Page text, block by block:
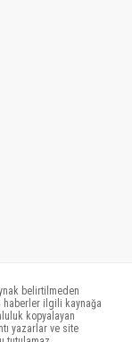
belirtilmeden
haberler ilgili kaynağa
kopyalayan
yazarlar ve site